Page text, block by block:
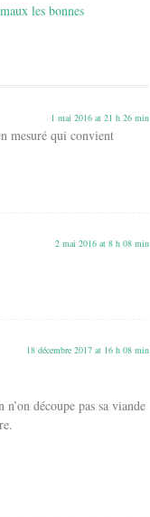
les bonnes
1 mai 2016 at 21 h 26 min
mesuré qui convient
2 mai 2016 at 8 h 08 min
18 décembre 2017 at 16 h 08 min
découpe pas sa viande